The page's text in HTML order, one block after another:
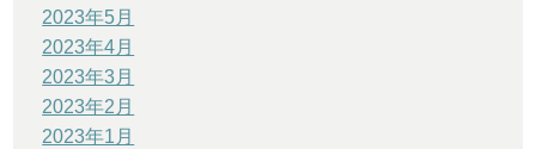
2023年5月
2023年4月
2023年3月
2023年2月
2023年1月